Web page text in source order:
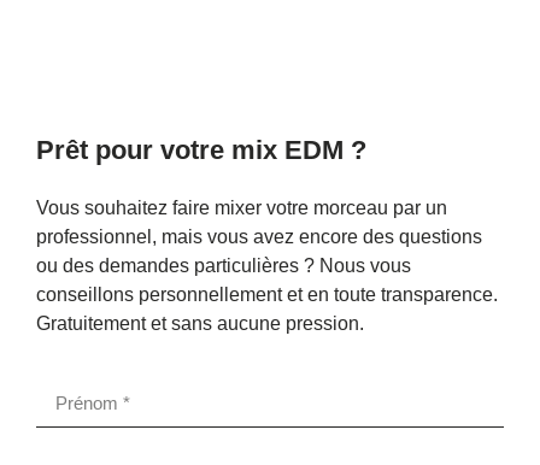
Prêt pour votre mix EDM ?
Vous souhaitez faire mixer votre morceau par un
professionnel, mais vous avez encore des questions
ou des demandes particulières ? Nous vous
conseillons personnellement et en toute transparence.
Gratuitement et sans aucune pression.